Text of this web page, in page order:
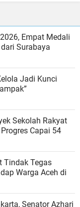
Empat Medali
Surabaya
Jadi Kunci
Sekolah Rakyat
Capai 54
Tindak Tegas
Warga Aceh di
Senator Azhari